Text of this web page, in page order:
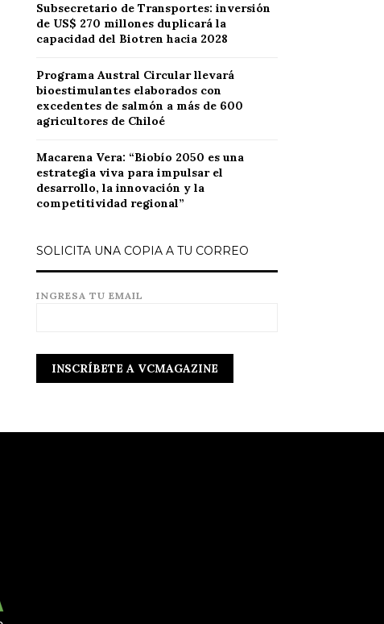
Subsecretario de Transportes: inversión
de US$ 270 millones duplicará la
capacidad del Biotren hacia 2028
Programa Austral Circular llevará
bioestimulantes elaborados con
excedentes de salmón a más de 600
agricultores de Chiloé
Macarena Vera: “Biobío 2050 es una
estrategia viva para impulsar el
desarrollo, la innovación y la
competitividad regional”
SOLICITA UNA COPIA A TU CORREO
INGRESA TU EMAIL